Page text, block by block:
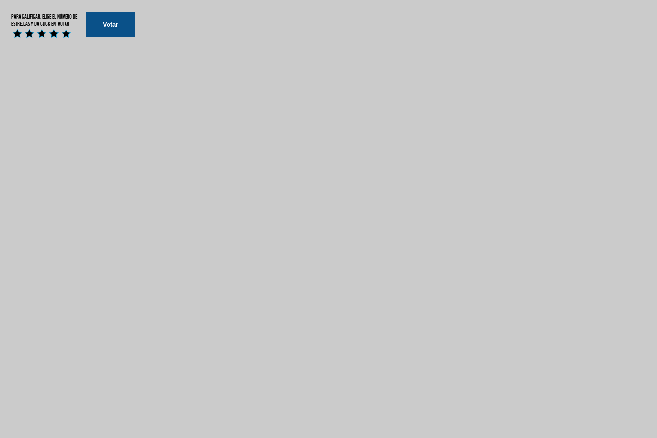
Para calificar, elige el número de
estrellas y da click en 'Votar'